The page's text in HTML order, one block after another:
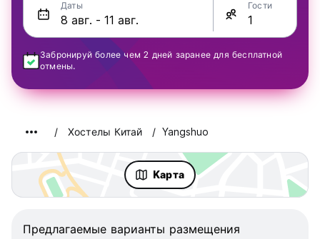
Даты Гости
Забронируй более чем 2 дней заранее для бесплатной
отмены.
Хостелы Китай Yangshuo
Kарта
Предлагаемые варианты размещения